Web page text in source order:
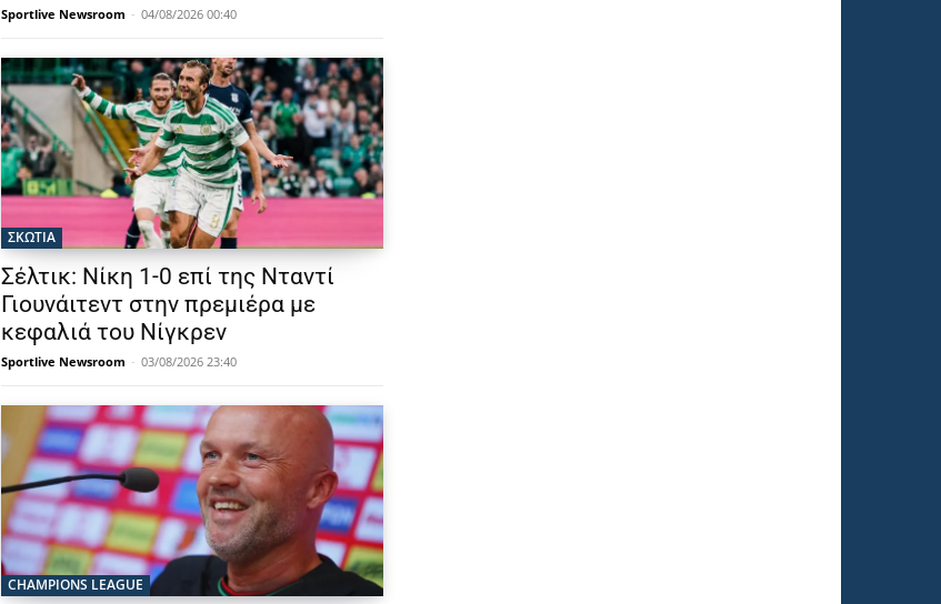
Sportlive Newsroom - 04/08/2026 00:40
ΣΚΩΤΙΑ
Σέλτικ: Νίκη 1-0 επί της Νταντί
Γιουνάιτεντ στην πρεμιέρα με
κεφαλιά του Νίγκρεν
Sportlive Newsroom - 03/08/2026 23:40
CHAMPIONS LEAGUE